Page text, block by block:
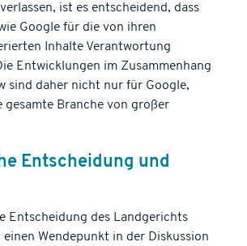
ist es entscheidend, dass
Google für die von ihren
Inhalte Verantwortung
Entwicklungen im Zusammenhang
sind daher nicht nur für Google,
gesamte Branche von großer
Entscheidung und
Entscheidung des Landgerichts
Wendepunkt in der Diskussion